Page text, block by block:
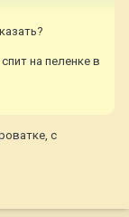
на пеленке в
с